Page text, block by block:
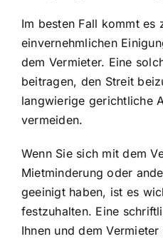
Im besten Fall kommt es
einvernehmlichen
dem Vermieter. Eine
beitragen, den Streit
langwierige gerichtliche
vermeiden.
Wenn Sie sich mit dem
Mietminderung oder
geeinigt haben, ist es
festzuhalten. Eine
Ihnen und dem